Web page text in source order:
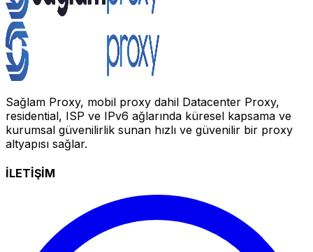
Sağlam Proxy, mobil proxy dahil Datacenter Proxy,
residential, ISP ve IPv6 ağlarında küresel kapsama ve
kurumsal güvenilirlik sunan hızlı ve güvenilir bir proxy
altyapısı sağlar.
İLETİŞİM